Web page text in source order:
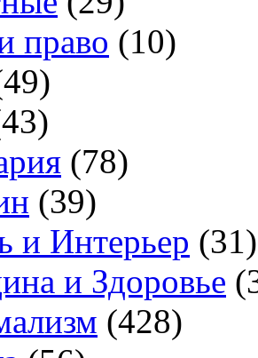
право (10)
(78)
(39)
и Интерьер (31)
и Здоровье
(428)